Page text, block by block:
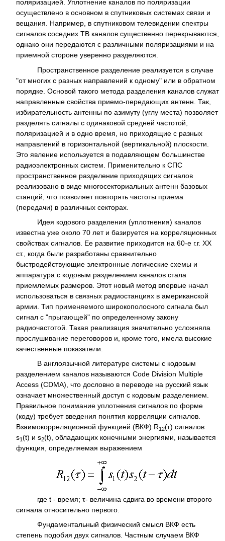
поляризацией. Уплотнение каналов по поляризации
осуществлено в основном в спутниковых системах связи и
вещания. Например, в спутниковом телевидении спектры
сигналов соседних ТВ каналов существенно перекрываются,
однако они передаются с различными поляризациями и на
приемной стороне уверенно разделяются.
Пространственное разделение реализуется в случае
"от многих с разных направлений к одному" или в обратном
порядке. Основой такого метода разделения каналов служат
направленные свойства приемо-передающих антенн. Так,
избирательность антенны по азимуту (углу места) позволяет
разделять сигналы с одинаковой средней частотой,
поляризацией и в одно время, но приходящие с разных
направлений в горизонтальной (вертикальной) плоскости.
Это явление используется в подавляющем большинстве
радиоэлектронных систем. Применительно к СПС
пространственное разделение приходящих сигналов
реализовано в виде многосекториальных антенн базовых
станций, что позволяет повторять частоты приема
(передачи) в различных секторах.
Идея кодового разделения (уплотнения) каналов
известна уже около 70 лет и базируется на корреляционных
свойствах сигналов. Ее развитие приходится на 60-е г.г. XX
ст., когда были разработаны сравнительно
быстродействующие электронные логические схемы и
аппаратура с кодовым разделением каналов стала
приемлемых размеров. Этот новый метод впервые начал
использоваться в связных радиостанциях в американской
армии. Тип применяемого широкополосного сигнала был
сигнал с "прыгающей" по определенному закону
радиочастотой. Такая реализация значительно усложняла
прослушивание переговоров и, кроме того, имела высокие
качественные показатели.
В англоязычной литературе системы с кодовым
разделением каналов называются Code Division Multiple
Access (CDMA), что дословно в переводе на русский язык
означает множественный доступ с кодовым разделением.
Правильное понимание уплотнения сигналов по форме
(коду) требует введения понятия корреляции сигналов.
Взаимокорреляционной функцией (ВКФ) R12(τ) сигналов
s1(t) и s2(t), обладающих конечными энергиями, называется
функция, определяемая выражением
где t - время; τ- величина сдвига во времени второго
сигнала относительно первого.
Фундаментальный физический смысл ВКФ есть
степень подобия двух сигналов. Частным случаем ВКФ